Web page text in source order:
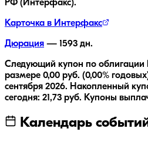
РФ (Интерфакс).
Карточка в Интерфакс
Дюрация — 1593 дн.
Следующий купон по облигации
размере 0,00 руб. (0,00%
сентября 2026. Накопленный
сегодня: 21,73 руб. Купоны
Календарь